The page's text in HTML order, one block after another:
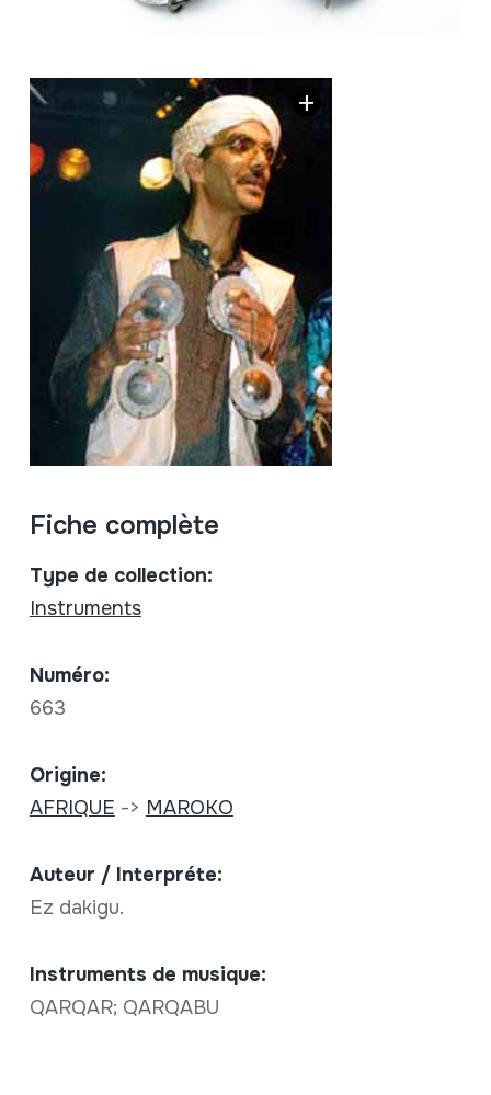
Fiche complète
Type de collection:
Instruments
Numéro:
663
Origine:
AFRIQUE -> MAROKO
Auteur / Interpréte:
Ez dakigu.
Instruments de musique:
QARQAR; QARQABU